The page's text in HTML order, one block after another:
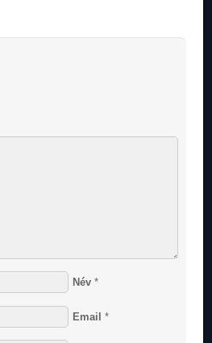
Név *
Email *